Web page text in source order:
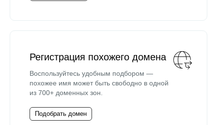
Регистрация похожего домена
Воспользуйтесь удобным подбором —
похожее имя может быть свободно в одной
из 700+ доменных зон.
Подобрать домен